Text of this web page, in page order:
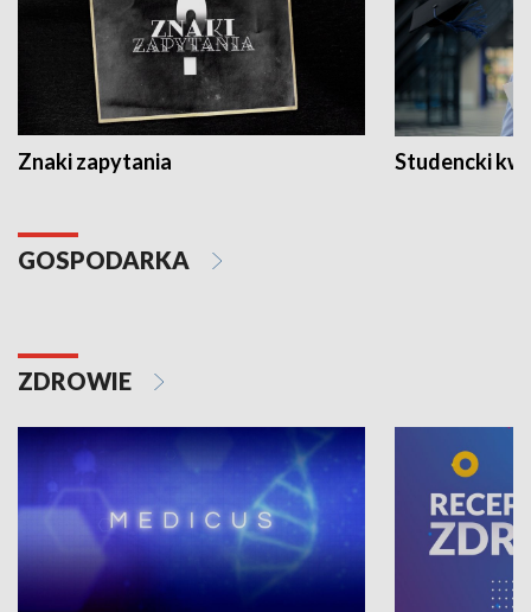
Znaki zapytania Studencki
GOSPODARKA
ZDROWIE